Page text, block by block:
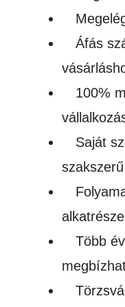
Áfás
100%
Saját
Több